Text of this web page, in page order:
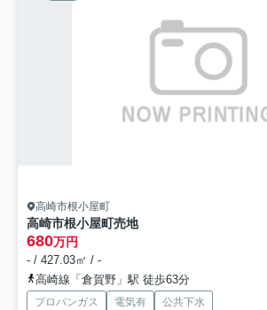
高崎市根小屋町
高崎市根小屋町売地
680万円
- / 427.03㎡ / -
高崎線「倉賀野」駅 徒歩63分
プロパンガス 電気有 公共下水